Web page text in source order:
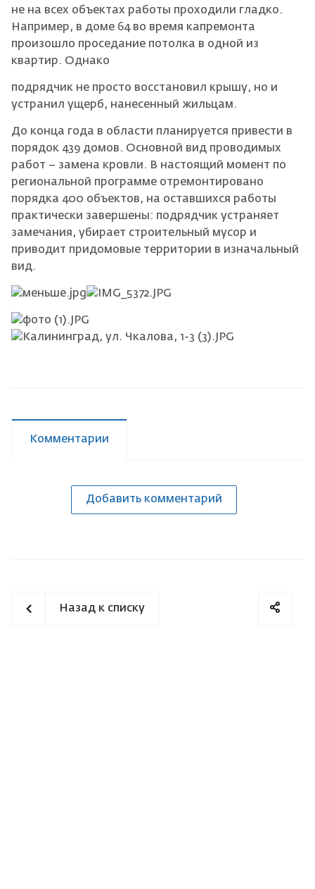
не на всех объектах работы проходили гладко.
Например, в доме 64 во время капремонта
произошло проседание потолка в одной из
квартир. Однако
подрядчик не просто восстановил крышу, но и
устранил ущерб, нанесенный жильцам.
До конца года в области планируется привести в
порядок 439 домов. Основной вид проводимых
работ – замена кровли. В настоящий момент по
региональной программе отремонтировано
порядка 400 объектов, на оставшихся работы
практически завершены: подрядчик устраняет
замечания, убирает строительный мусор и
приводит придомовые территории в изначальный
вид.
Комментарии
Добавить комментарий
Назад к списку